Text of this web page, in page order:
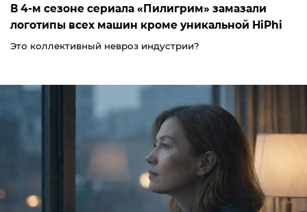
В 4-м сезоне сериала «Пилигрим» замазали
логотипы всех машин кроме уникальной HiPhi
Это коллективный невроз индустрии?